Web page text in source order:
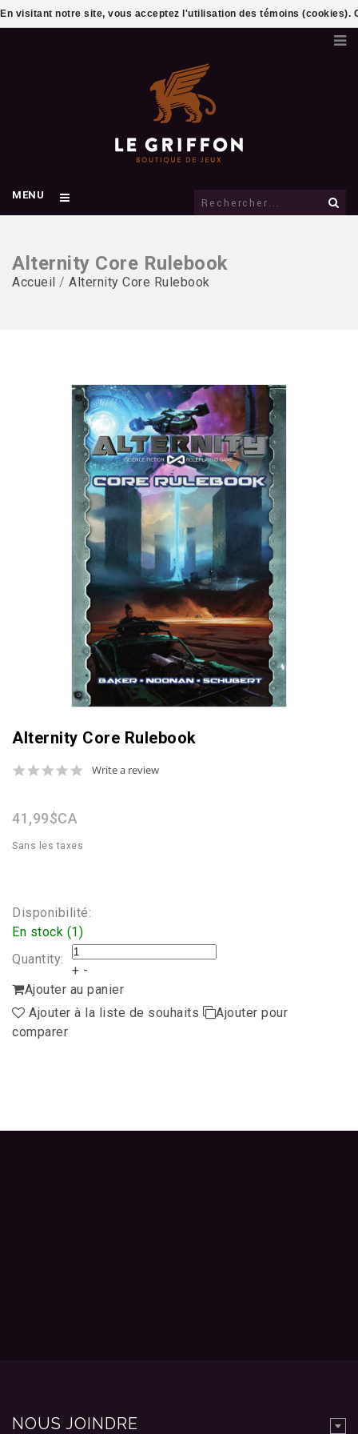
MENU
Alternity Core Rulebook
Accueil / Alternity Core Rulebook
Alternity Core Rulebook
0.0
Write a review
41,99$CA
Sans les taxes
Disponibilité:
En stock (1)
Quantity:
+ -
Ajouter au panier
Ajouter à la liste de souhaits
Ajouter pour
comparer
NOUS JOINDRE
En visitant notre site, vous acceptez l'utilisation des témoins